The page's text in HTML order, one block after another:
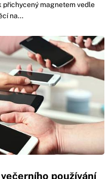
přichycený magnetem vedle
na...
používání